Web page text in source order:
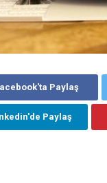
Paylaş
Paylaş